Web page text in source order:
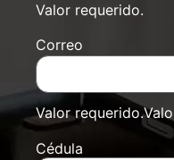
Valor requerido.
Correo
Valor requerido.
Cédula